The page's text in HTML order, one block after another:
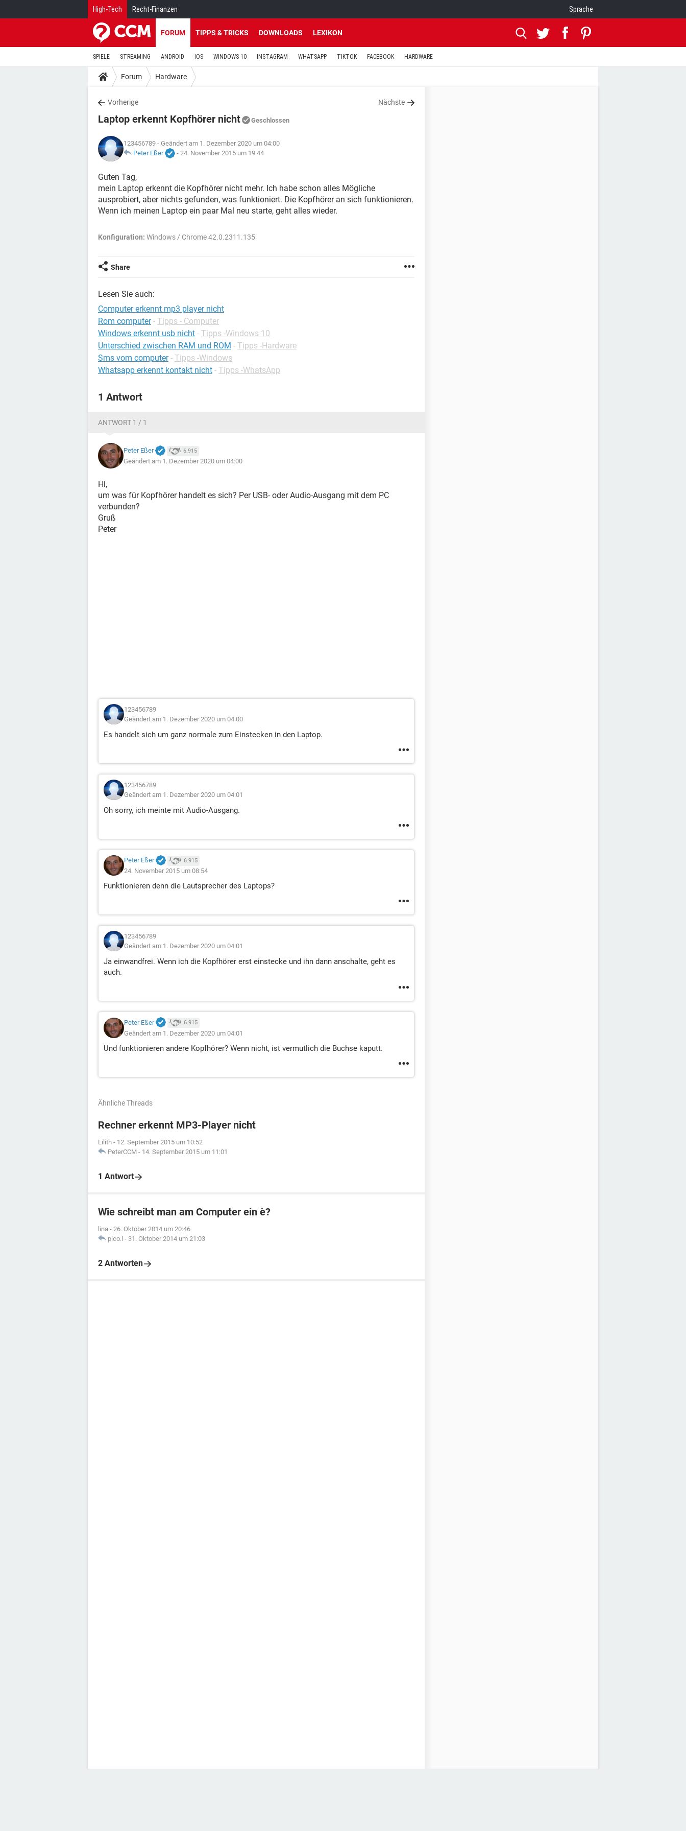
High-Tech Recht-Finanzen Sprache
FORUM TIPPS & TRICKS DOWNLOADS LEXIKON
SPIELE STREAMING ANDROID IOS WINDOWS 10 INSTAGRAM WHATSAPP TIKTOK FACEBOOK HARDWARE
Forum Hardware
Vorherige Nächste
Laptop erkennt Kopfhörer nicht Geschlossen
123456789 - Geändert am 1. Dezember 2020 um 04:00
Peter Eßer
- 24. November 2015 um 19:44
Guten Tag,
mein Laptop erkennt die Kopfhörer nicht mehr. Ich habe schon alles Mögliche
ausprobiert, aber nichts gefunden, was funktioniert. Die Kopfhörer an sich funktionieren.
Wenn ich meinen Laptop ein paar Mal neu starte, geht alles wieder.
Konfiguration: Windows / Chrome 42.0.2311.135
Share
Lesen Sie auch:
Computer erkennt mp3 player nicht
Rom computer - Tipps - Computer
Windows erkennt usb nicht - Tipps -Windows 10
Unterschied zwischen RAM und ROM - Tipps -Hardware
Sms vom computer - Tipps -Windows
Whatsapp erkennt kontakt nicht - Tipps -WhatsApp
1 Antwort
ANTWORT 1 / 1
Peter Eßer 6.915
Geändert am 1. Dezember 2020 um 04:00
Hi,
um was für Kopfhörer handelt es sich? Per USB- oder Audio-Ausgang mit dem PC
verbunden?
Gruß
Peter
123456789
Geändert am 1. Dezember 2020 um 04:00
Es handelt sich um ganz normale zum Einstecken in den Laptop.
123456789
Geändert am 1. Dezember 2020 um 04:01
Oh sorry, ich meinte mit Audio-Ausgang.
Peter Eßer 6.915
24. November 2015 um 08:54
Funktionieren denn die Lautsprecher des Laptops?
123456789
Geändert am 1. Dezember 2020 um 04:01
Ja einwandfrei. Wenn ich die Kopfhörer erst einstecke und ihn dann anschalte, geht es
auch.
Peter Eßer 6.915
Geändert am 1. Dezember 2020 um 04:01
Und funktionieren andere Kopfhörer? Wenn nicht, ist vermutlich die Buchse kaputt.
Ähnliche Threads
Rechner erkennt MP3-Player nicht
Lilith - 12. September 2015 um 10:52
PeterCCM - 14. September 2015 um 11:01
1 Antwort
Wie schreibt man am Computer ein è?
lina - 26. Oktober 2014 um 20:46
pico.l - 31. Oktober 2014 um 21:03
2 Antworten